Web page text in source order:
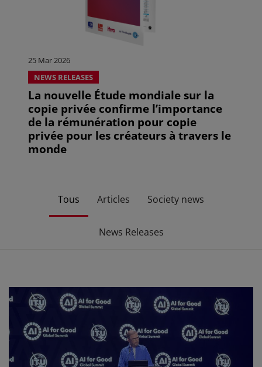
25 Mar 2026
NEWS RELEASES
La nouvelle Étude mondiale sur la
copie privée confirme l’importance
de la rémunération pour copie
privée pour les créateurs à travers le
monde
Tous Articles Society news
News Releases